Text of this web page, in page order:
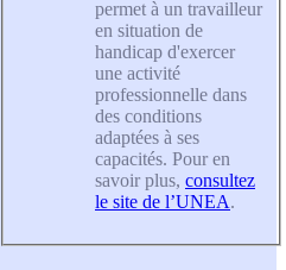
permet à un travailleur
en situation de
handicap d'exercer
une activité
professionnelle dans
des conditions
adaptées à ses
capacités. Pour en
savoir plus, consultez
le site de l’UNEA.